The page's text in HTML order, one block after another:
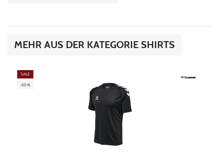
MEHR AUS DER KATEGORIE SHIRTS
SALE
-60%